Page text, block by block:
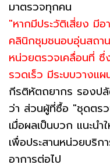
มาตรวจทุกคน
"หากมีประวัติเสี่ยง มีอ
คลินิกชุมชนอบอุ่นสถา
หน่วยตรวจเคลื่อนที่
รวดเร็ว มีระบบวางแ
กีรติหัตถยากร รองป
ว่า ส่วนผู้ที่ซื้อ "ชุดตร
เมื่อผลเป็นบวก แนะน
เพื่อประสานหน่วยบริก
อาการต่อไป